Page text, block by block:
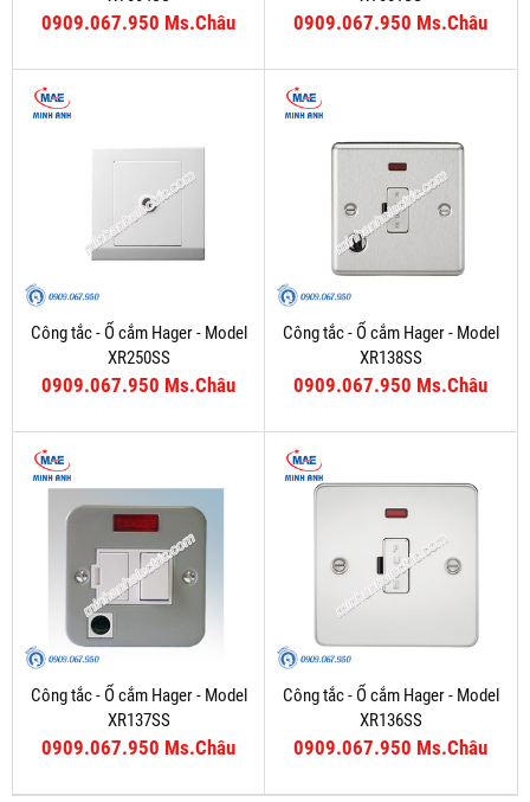
0909.067.950 Ms.Châu 0909.067.950 Ms.Châu
Công tắc - Ổ cắm Hager - Model
XR250SS
0909.067.950 Ms.Châu
Công tắc - Ổ cắm Hager - Model
XR138SS
0909.067.950 Ms.Châu
Công tắc - Ổ cắm Hager - Model
XR137SS
0909.067.950 Ms.Châu
Công tắc - Ổ cắm Hager - Model
XR136SS
0909.067.950 Ms.Châu